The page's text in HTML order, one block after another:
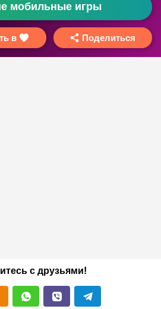
мобильные игры
в Поделиться
с друзьями!